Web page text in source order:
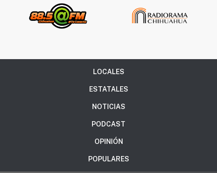
LOCALES
ESTATALES
NOTICIAS
PODCAST
OPINIÓN
POPULARES